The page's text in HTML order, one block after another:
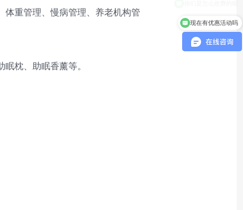
体重管理、慢病管理、养老机构管
枕、助眠香薰等。
现在有优惠活动吗